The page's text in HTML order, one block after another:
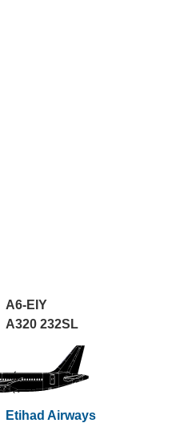
A6-EIY
A320 232SL
Etihad Airways